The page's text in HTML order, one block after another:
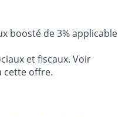
boosté de 3% applicable
et fiscaux. Voir
cette offre.